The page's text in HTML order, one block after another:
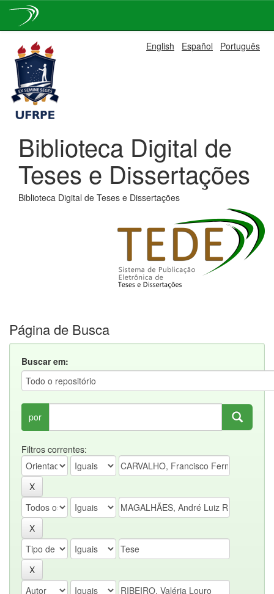
navigation
English Español Português
Biblioteca Digital de
Teses e Dissertações
Biblioteca Digital de Teses e Dissertações
Página de Busca
Buscar em:
por
Filtros correntes: